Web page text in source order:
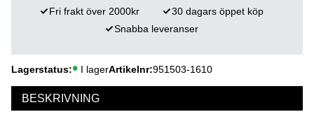
Lagerstatus I lagerArtikelnr 951503-1610
Fri frakt över 2000kr
30 dagars öppet köp
Snabba leveranser
BESKRIVNING